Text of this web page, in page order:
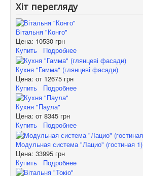
Хіт перегляду
Вітальня "Конго"
Цена: 10530 грн
Купить
Подробнее
Кухня "Гамма" (глянцеві фасади)
Цена: от 12675 грн
Купить
Подробнее
Кухня "Паула"
Цена: от 8345 грн
Купить
Подробнее
Модульная система "Лацио" (гостиная 1)
Цена: 33995 грн
Купить
Подробнее